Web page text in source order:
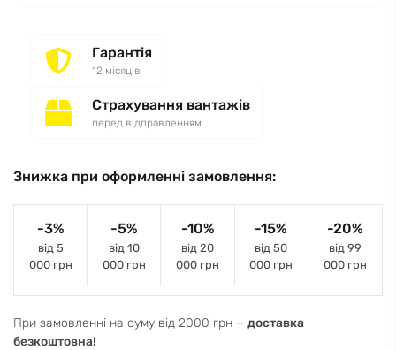
Гарантія
12 місяців
Страхування вантажів
перед відправленням
Знижка при оформленні замовлення:
-3%
від 5
000 грн
-5%
від 10
000 грн
-10%
від 20
000 грн
-15%
від 50
000 грн
-20%
від 99
000 грн
При замовленні на суму від 2000 грн − доставка
безкоштовна!